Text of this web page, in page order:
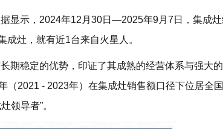
示，2024年12月30日—2025年9月7日，集成
成灶，就有近1台来自火星人。
稳定的优势，印证了其成熟的经营体系与强大
（2021 - 2023年）在集成灶销售额口径下位居全国
领导者”。